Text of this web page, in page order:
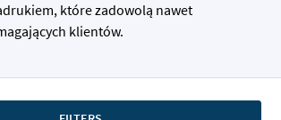
które zadowolą nawet
klientów.